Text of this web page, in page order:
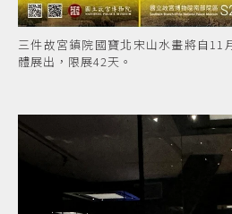
三件故宮鎮院國寶北宋山水畫將自11
體展出，限展42天。